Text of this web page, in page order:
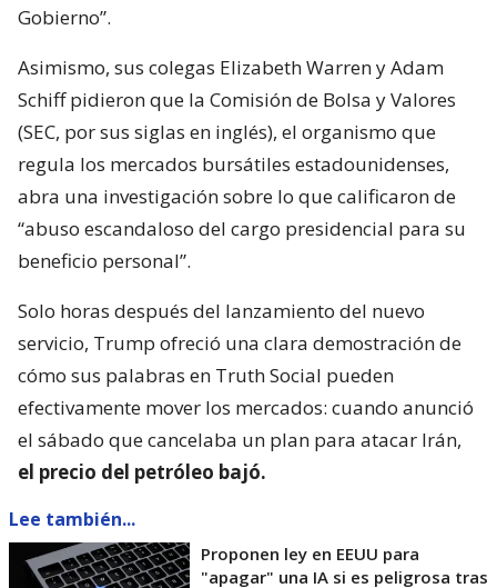
Gobierno”.
Asimismo, sus colegas Elizabeth Warren y Adam
Schiff pidieron que la Comisión de Bolsa y Valores
(SEC, por sus siglas en inglés), el organismo que
regula los mercados bursátiles estadounidenses,
abra una investigación sobre lo que calificaron de
“abuso escandaloso del cargo presidencial para su
beneficio personal”.
Solo horas después del lanzamiento del nuevo
servicio, Trump ofreció una clara demostración de
cómo sus palabras en Truth Social pueden
efectivamente mover los mercados: cuando anunció
el sábado que cancelaba un plan para atacar Irán,
el precio del petróleo bajó.
Lee también...
Proponen ley en EEUU para
"apagar" una IA si es peligrosa tras